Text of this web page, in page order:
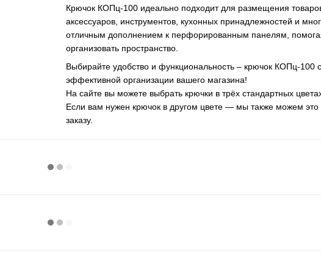
Крючок КОПц-100 идеально подходит для размещения
аксессуаров, инструментов, кухонных принадлежностей и
отличным дополнением к перфорированным панелям,
организовать пространство.
Выбирайте удобство и функциональность – крючок КОПц-100
эффективной организации вашего магазина!
На сайте вы можете выбрать крючки в трёх стандартных
Если вам нужен крючок в другом цвете — мы также можем это
заказу.